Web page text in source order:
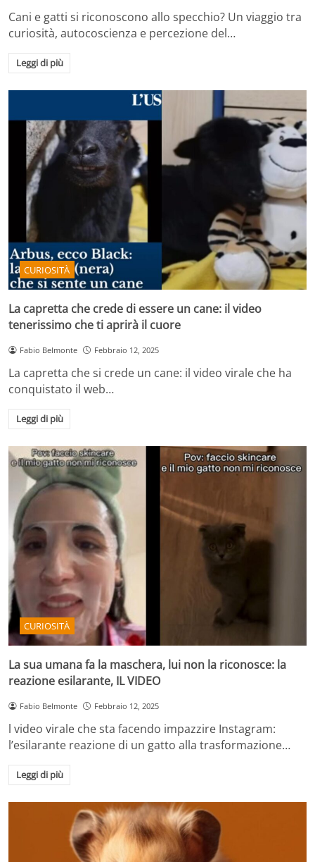
Cani e gatti si riconoscono allo specchio? Un viaggio tra
curiosità, autocoscienza e percezione del…
Leggi di più
CURIOSITÀ
La capretta che crede di essere un cane: il video
tenerissimo che ti aprirà il cuore
Fabio Belmonte Febbraio 12, 2025
La capretta che si crede un cane: il video virale che ha
conquistato il web…
Leggi di più
CURIOSITÀ
La sua umana fa la maschera, lui non la riconosce: la
reazione esilarante, IL VIDEO
Fabio Belmonte Febbraio 12, 2025
l video virale che sta facendo impazzire Instagram:
l’esilarante reazione di un gatto alla trasformazione…
Leggi di più